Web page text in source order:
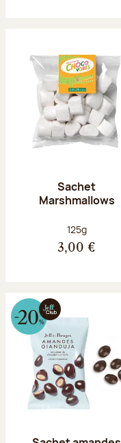
Sachet
Marshmallows
Poids net :
125g
3,00 €